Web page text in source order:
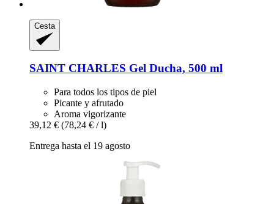
Cesta
SAINT CHARLES Gel Ducha, 500 ml
Para todos los tipos de piel
Picante y afrutado
Aroma vigorizante
39,12 € (78,24 € / l)
Entrega hasta el 19 agosto